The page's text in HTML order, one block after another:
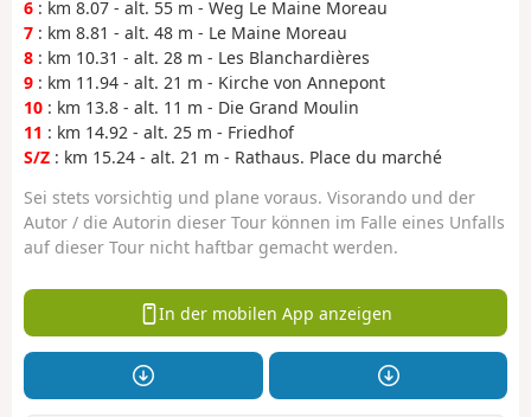
6 : km 8.07 - alt. 55 m - Weg Le Maine Moreau
7 : km 8.81 - alt. 48 m - Le Maine Moreau
8 : km 10.31 - alt. 28 m - Les Blanchardières
9 : km 11.94 - alt. 21 m - Kirche von Annepont
10 : km 13.8 - alt. 11 m - Die Grand Moulin
11 : km 14.92 - alt. 25 m - Friedhof
S/Z : km 15.24 - alt. 21 m - Rathaus. Place du marché
Sei stets vorsichtig und plane voraus. Visorando und der
Autor / die Autorin dieser Tour können im Falle eines Unfalls
auf dieser Tour nicht haftbar gemacht werden.
In der mobilen App anzeigen